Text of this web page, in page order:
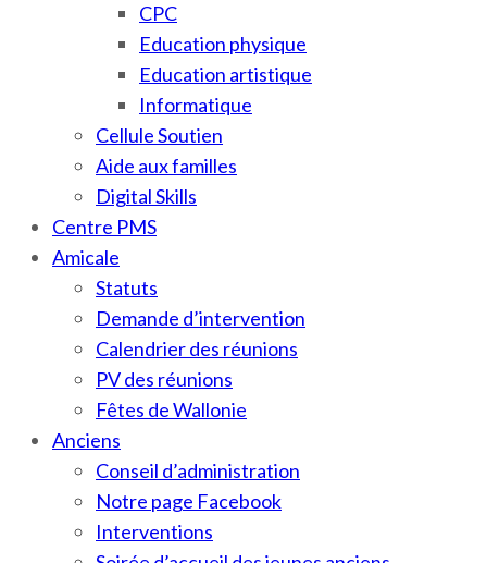
CPC
Education physique
Education artistique
Informatique
Cellule Soutien
Aide aux familles
Digital Skills
Centre PMS
Amicale
Statuts
Demande d’intervention
Calendrier des réunions
PV des réunions
Fêtes de Wallonie
Anciens
Conseil d’administration
Notre page Facebook
Interventions